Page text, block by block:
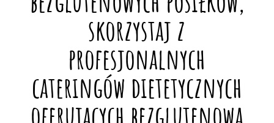
skorzystaj z
profesjonalnych
cateringów dietetycznych
oferujących bezglutenową